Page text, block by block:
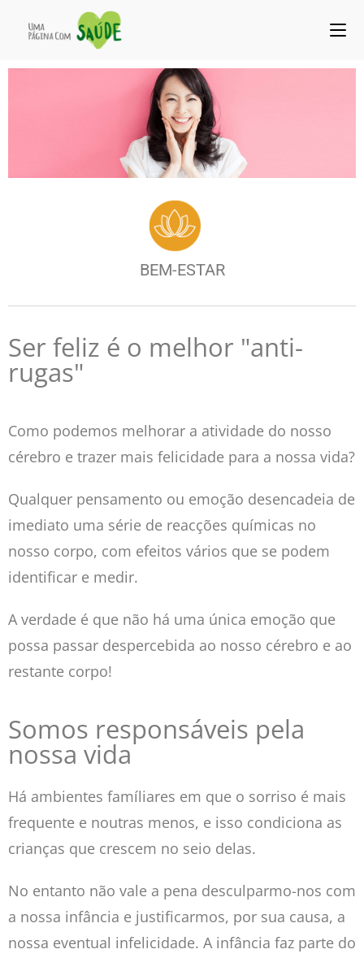
BEM-ESTAR
Ser feliz é o melhor "anti-
rugas"
Como podemos melhorar a atividade do nosso
cérebro e trazer mais felicidade para a nossa vida?
Qualquer pensamento ou emoção desencadeia de
imediato uma série de reacções químicas no
nosso corpo, com efeitos vários que se podem
identificar e medir.
A verdade é que não há uma única emoção que
possa passar despercebida ao nosso cérebro e ao
restante corpo!
Somos responsáveis pela
nossa vida
Há ambientes famíliares em que o sorriso é mais
frequente e noutras menos, e isso condiciona as
crianças que crescem no seio delas.
No entanto não vale a pena desculparmo-nos com
a nossa infância e justificarmos, por sua causa, a
nossa eventual infelicidade. A infância faz parte do